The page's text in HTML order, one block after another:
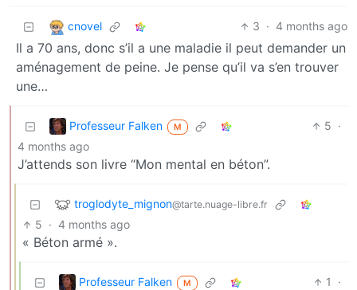
cnovel 3 · 4 months ago
Il a 70 ans, donc s’il a une maladie il peut demander un
aménagement de peine. Je pense qu’il va s’en trouver
une…
Professeur Falken M 5 ·
4 months ago
J’attends son livre “Mon mental en béton”.
troglodyte_mignon@tarte.nuage-libre.fr
5 · 4 months ago
« Béton armé ».
Professeur Falken M 1
·